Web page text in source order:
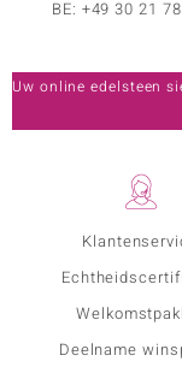
Deelname
BE: +49 30 21
Uw online edelsteen